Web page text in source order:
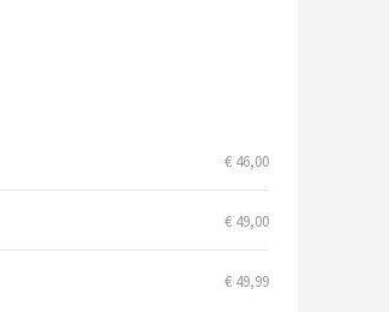
€ 46,00
€ 49,00
€ 49,99